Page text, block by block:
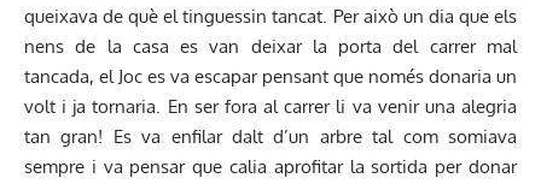
queixava de què el tinguessin tancat. Per això un dia que els
nens de la casa es van deixar la porta del carrer mal
tancada, el Joc es va escapar pensant que només donaria un
volt i ja tornaria. En ser fora al carrer li va venir una alegria
tan gran! Es va enfilar dalt d’un arbre tal com somiava
sempre i va pensar que calia aprofitar la sortida per donar